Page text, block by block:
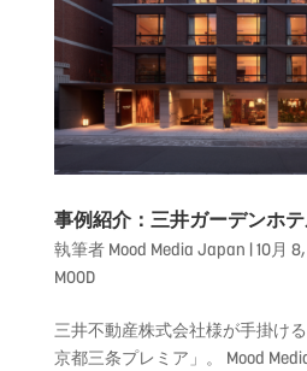
事例紹介：三井ガーデンホ
執筆者 Mood Media Japan |10月
MOOD
三井不動産株式会社様が手掛け
京都三条プレミア」。 Mood